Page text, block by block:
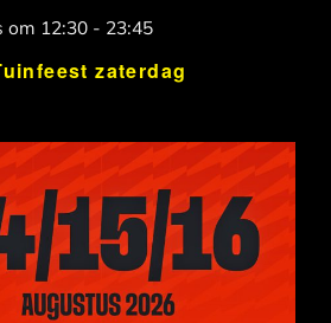
zaterdag
om 12:30 - 23:45